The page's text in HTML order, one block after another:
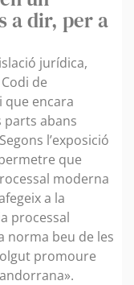
a dir, per a
jurídica,
de
que encara
parts abans
l’exposició
que
moderna
a la
processal
norma beu de les
promoure